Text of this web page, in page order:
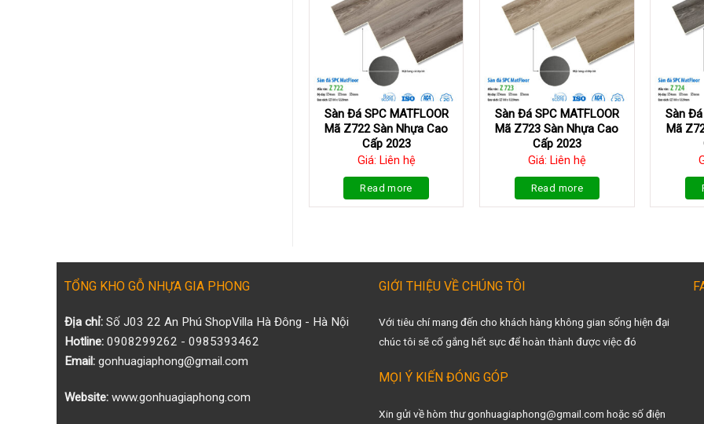
Sàn Đá SPC MATFLOOR
Mã Z722 Sàn Nhựa Cao
Cấp 2023
Giá: Liên hệ
Read more
Sàn Đá SPC MATFLOOR
Mã Z723 Sàn Nhựa Cao
Cấp 2023
Giá: Liên hệ
Read more
Sàn Đá
Mã
TỔNG KHO GỖ NHỰA GIA PHONG
Địa chỉ:Số J03 22 An Phú ShopVilla Hà Đông - Hà Nội
Hotline:0908299262 - 0985393462
Email:gonhuagiaphong@gmail.com
Website:www.gonhuagiaphong.com
GIỚI THIỆU VỀ CHÚNG TÔI
Với tiêu chí mang đến cho khách hàng không gian sống hiện đại
chúc tôi sẽ cố gắng hết sực để hoàn thành được việc đó
MỌI Ý KIẾN ĐÓNG GÓP
Xin gửi về hòm thư gonhuagiaphong@gmail.com hoặc số điện